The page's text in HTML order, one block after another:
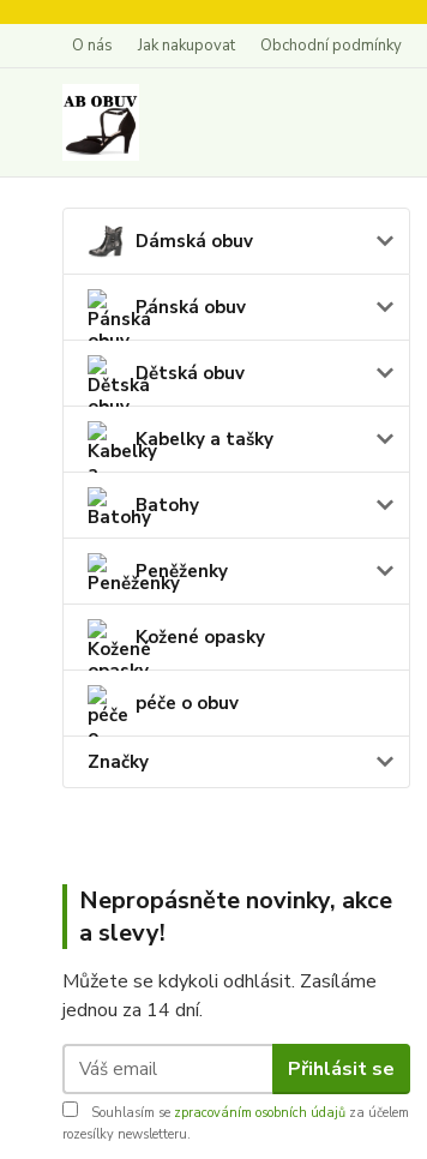
O nás Jak nakupovat Obchodní podmínky
Dámská obuv
Pánská obuv
Dětská obuv
Kabelky a tašky
Batohy
Peněženky
Kožené opasky
péče o obuv
Značky
Nepropásněte novinky, akce
a slevy!
Můžete se kdykoli odhlásit. Zasíláme
jednou za 14 dní.
Přihlásit se
Souhlasím se zpracováním osobních údajů za účelem
rozesílky newsletteru.